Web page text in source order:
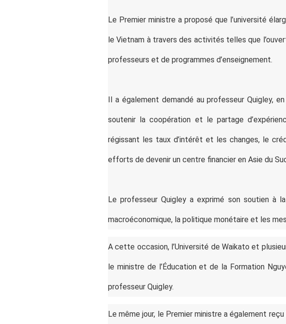
Le Premier ministre a proposé que l’université
le Vietnam à travers des activités telles que
professeurs et de programmes d’enseignement.
Il a également demandé au professeur Quigley,
soutenir la coopération et le partage
régissant les taux d’intérêt et les changes, le
efforts de devenir un centre financier en Asie du
Le professeur Quigley a exprimé son soutien à
macroéconomique, la politique monétaire et les
A cette occasion, l’Université de Waikato et
le ministre de l’Éducation et de la Formation
professeur Quigley.
Le même jour, le Premier ministre a également